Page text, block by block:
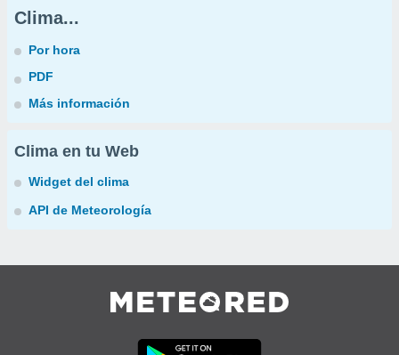
Clima...
Por hora
PDF
Más información
Clima en tu Web
Widget del clima
API de Meteorología